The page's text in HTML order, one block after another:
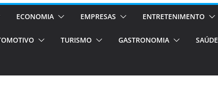
de transfer,
de alto padrão
ECONOMIA EMPRESAS ENTRETENIMENTO
TURISMO GASTRONOMIA SAÚDE